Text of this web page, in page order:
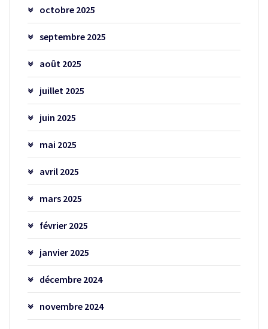
octobre 2025
septembre 2025
août 2025
juillet 2025
juin 2025
mai 2025
avril 2025
mars 2025
février 2025
janvier 2025
décembre 2024
novembre 2024